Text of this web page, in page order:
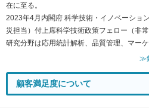
在に至る。
2023年4月内閣府 科学技術・イノベーショ
災担当）付上席科学技術政策フェロー（非常
研究分野は応用統計解析、品質管理、マーケ
≫
顧客満足度について